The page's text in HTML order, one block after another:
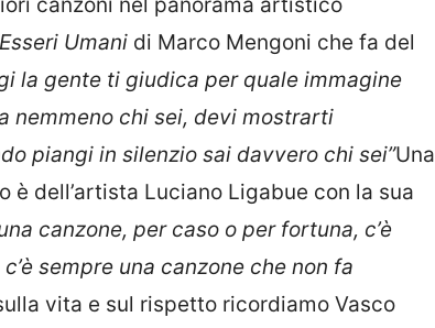
Esseri Umani di Marco Mengoni che fa del
la gente ti giudica per quale immagine
nemmeno chi sei, devi mostrarti
piangi in silenzio sai davvero chi sei”Una
dell’artista Luciano Ligabue con la sua
canzone, per caso o per fortuna, c’è
sempre una canzone che non fa
vita e sul rispetto ricordiamo Vasco